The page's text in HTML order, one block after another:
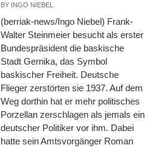
BY INGO NIEBEL
(berriak-news/Ingo Niebel) Frank-
Walter Steinmeier besucht als erster
Bundespräsident die baskische
Stadt Gernika, das Symbol
baskischer Freiheit. Deutsche
Flieger zerstörten sie 1937. Auf dem
Weg dorthin hat er mehr politisches
Porzellan zerschlagen als jemals ein
deutscher Politiker vor ihm. Dabei
hatte sein Amtsvorgänger Roman